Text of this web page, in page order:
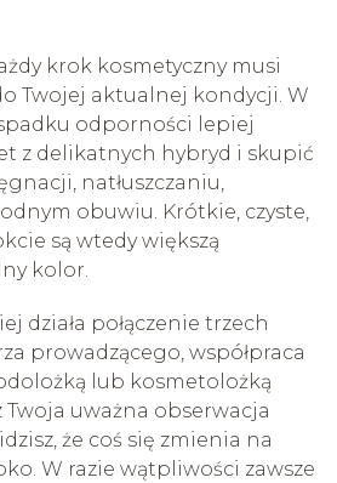
krok kosmetyczny musi
Twojej aktualnej kondycji. W
odporności lepiej
z delikatnych hybryd i skupić
natłuszczaniu,
obuwiu. Krótkie, czyste,
są wtedy większą
kolor.
działa połączenie trzech
prowadzącego, współpraca
lub kosmetolożką
uważna obserwacja
że coś się zmienia na
W razie wątpliwości zawsze